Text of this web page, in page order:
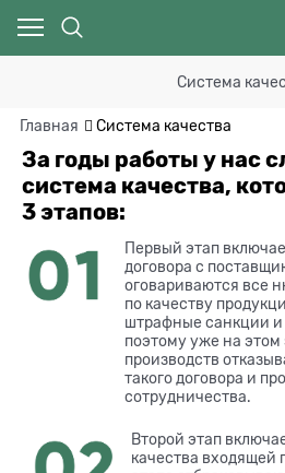
Система
Главная Система качества
За годы работы у нас
система качества,
3 этапов:
Первый этап
договора с
оговариваются все
по качеству
штрафные санкции и
поэтому уже на этом
производств
такого договора и
сотрудничества.
Второй этап
качества входящей